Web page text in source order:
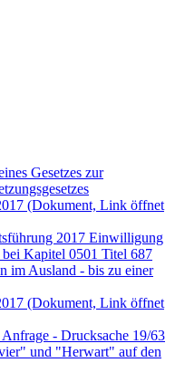
Gesetzes zur
(Dokument, Link öffnet
2017 Einwilligung
Kapitel 0501 Titel 687
im Ausland - bis zu einer
(Dokument, Link öffnet
- Drucksache 19/63
und "Herwart" auf den